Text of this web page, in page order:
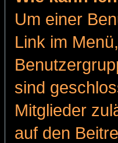
Um einer
Link im
sind
Mitglieder
auf den